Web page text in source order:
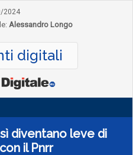
2024
Alessandro Longo
digitali
diventano leve di
il Pnrr